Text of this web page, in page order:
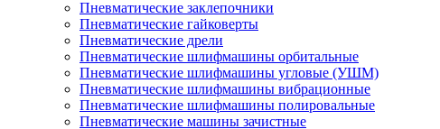
Пневматические заклепочники
Пневматические гайковерты
Пневматические дрели
Пневматические шлифмашины орбитальные
Пневматические шлифмашины угловые (УШМ)
Пневматические шлифмашины вибрационные
Пневматические шлифмашины полировальные
Пневматические машины зачистные